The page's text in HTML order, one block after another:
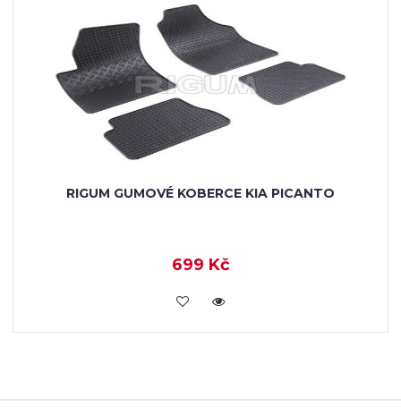
RIGUM GUMOVÉ KOBERCE KIA PICANTO
699 Kč
KOUPIT